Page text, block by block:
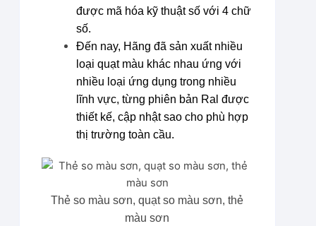
được mã hóa kỹ thuật số với 4 chữ
số.
Đến nay, Hãng đã sản xuất nhiều
loại quạt màu khác nhau ứng với
nhiều loại ứng dụng trong nhiều
lĩnh vực, từng phiên bản Ral được
thiết kế, cập nhật sao cho phù hợp
thị trường toàn cầu.
Thẻso màu sơn, quạt so màu sơn, thẻ
màu sơn